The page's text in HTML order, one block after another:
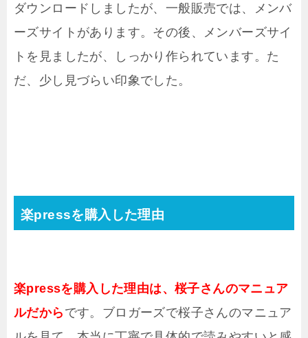
ダウンロードしましたが、一般販売では、メンバ
ーズサイトがあります。その後、メンバーズサイ
トを見ましたが、しっかり作られています。た
だ、少し見づらい印象でした。
楽pressを購入した理由
楽pressを購入した理由は、桜子さんのマニュア
ルだから です。ブロガーズで桜子さんのマニュア